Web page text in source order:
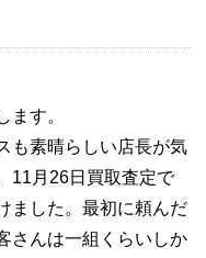
ます。
も素晴らしい店長が気
11月26日買取査定で
ました。最初に頼んだ
さんは一組くらいしか